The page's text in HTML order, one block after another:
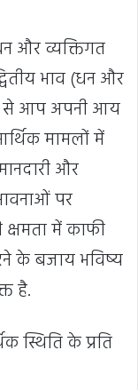
और व्यक्तिगत
भाव (धन और
से आप अपनी आय
मामलों में
और
पर
में काफी
के बजाय भविष्य
है.
स्थिति के प्रति